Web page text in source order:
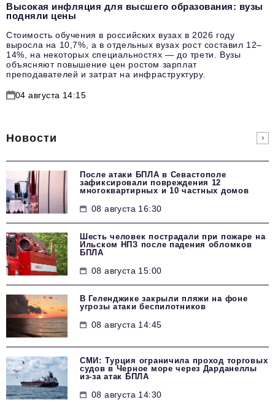
Высокая инфляция для высшего образования: вузы
подняли цены
Стоимость обучения в российских вузах в 2026 году
выросла на 10,7%, а в отдельных вузах рост составил 12–
14%, на некоторых специальностях — до трети. Вузы
объясняют повышение цен ростом зарплат
преподавателей и затрат на инфраструктуру.
04 августа 14:15
Новости
После атаки БПЛА в Севастополе
зафиксировали повреждения 12
многоквартирных и 10 частных домов
08 августа 16:30
Шесть человек пострадали при пожаре на
Ильском НПЗ после падения обломков
БПЛА
08 августа 15:00
В Геленджике закрыли пляжи на фоне
угрозы атаки беспилотников
08 августа 14:45
СМИ: Турция ограничила проход торговых
судов в Черное море через Дарданеллы
из-за атак БПЛА
08 августа 14:30